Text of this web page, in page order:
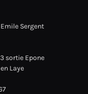
Sergent
sortie Epone
Laye